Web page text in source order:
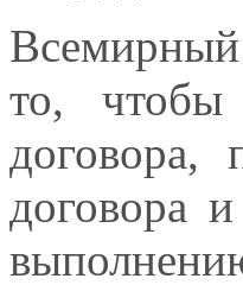
Всемирный
то, чтобы
договора,
договора